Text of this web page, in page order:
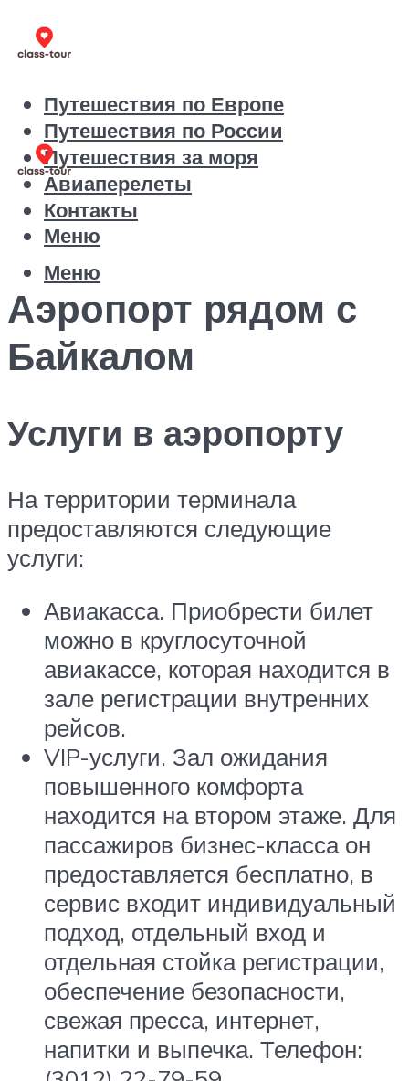
Путешествия по Европе
Путешествия по России
Путешествия за моря
Авиаперелеты
Контакты
Меню
Меню
Аэропорт рядом с
Байкалом
Услуги в аэропорту
На территории терминала
предоставляются следующие
услуги:
Авиакасса. Приобрести билет
можно в круглосуточной
авиакассе, которая находится в
зале регистрации внутренних
рейсов.
VIP-услуги. Зал ожидания
повышенного комфорта
находится на втором этаже. Для
пассажиров бизнес-класса он
предоставляется бесплатно, в
сервис входит индивидуальный
подход, отдельный вход и
отдельная стойка регистрации,
обеспечение безопасности,
свежая пресса, интернет,
напитки и выпечка. Телефон: